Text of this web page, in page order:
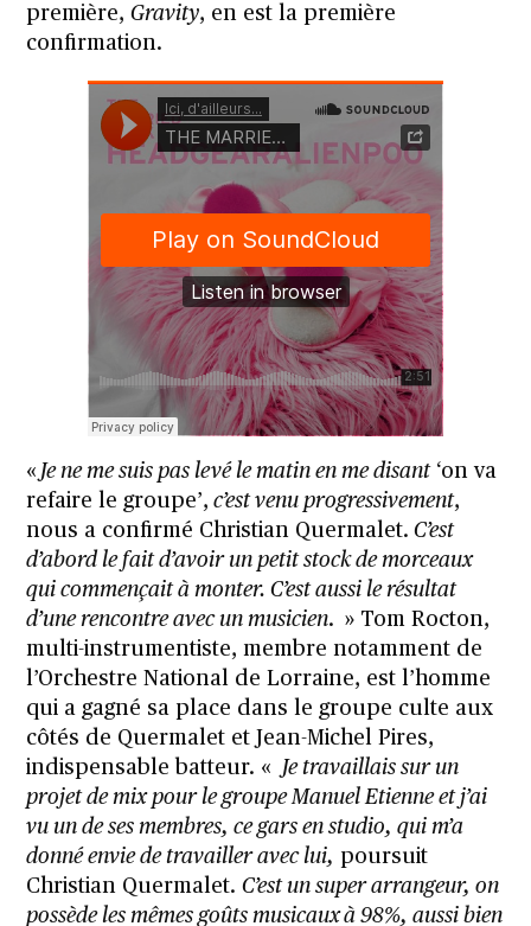
première,Gravity, en est la première
confirmation.
« Je ne me suis pas levé le matin en me disant‘on va
refaire le groupe’, c’est venu progressivement,
nous a confirmé Christian Quermalet. C’est
d’abord le fait d’avoir un petit stock de morceaux
qui commençait à monter. C’est aussi le résultat
d’une rencontre avec un musicien. » Tom Rocton,
multi-instrumentiste, membre notamment de
l’Orchestre National de Lorraine, est l’homme
qui a gagné sa place dans le groupe culte aux
côtés de Quermalet et Jean-Michel Pires,
indispensable batteur. « Je travaillais sur un
projet de mix pour le groupe Manuel Etienne et j’ai
vu un de ses membres, ce gars en studio, qui m’a
donné envie de travailler avec lui, poursuit
Christian Quermalet.C’est un super arrangeur, on
possède les mêmes goûts musicaux à 98%, aussi bien